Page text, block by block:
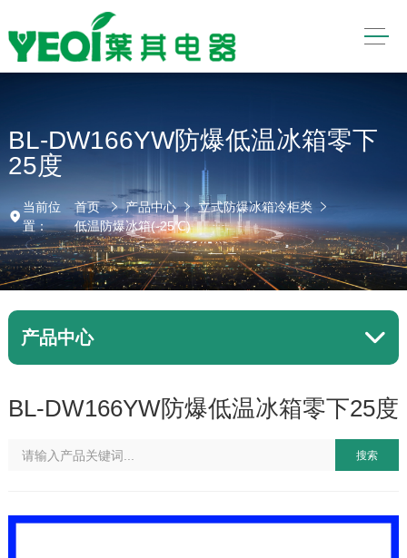
BL-DW166YW防爆低温冰箱零下
25度
当前位
置：
首页 产品中心
立式防爆冰箱冷柜类
低温防爆冰箱(-25℃)
产品中心
BL-DW166YW防爆低温冰箱零下25度
搜索